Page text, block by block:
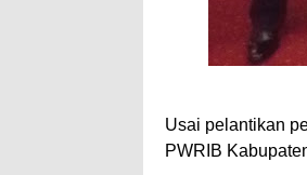
Usai pelantikan
PWRIB